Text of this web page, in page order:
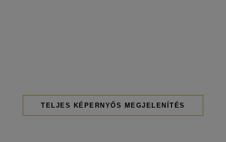
TELJES KÉPERNYŐS MEGJELENÍTÉS